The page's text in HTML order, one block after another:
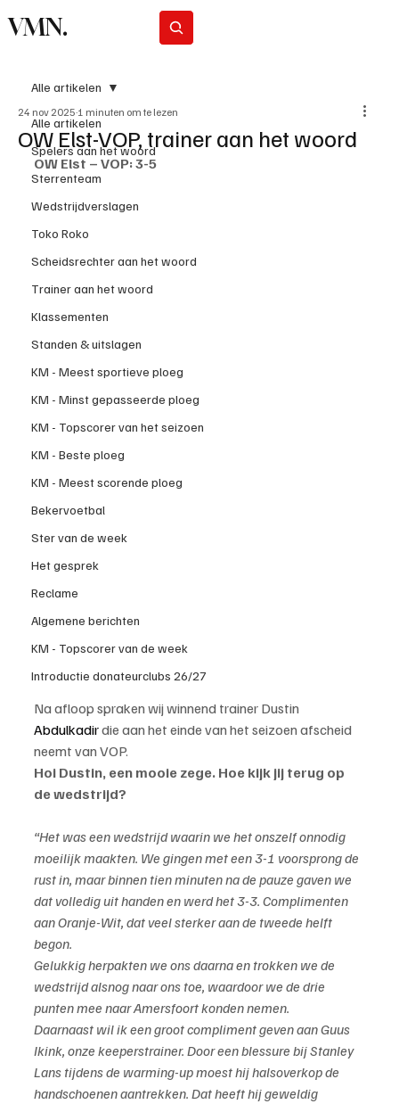
VMN.
Alle artikelen
Spelers aan het woord
Sterrenteam
Wedstrijdverslagen
Toko Roko
Scheidsrechter aan het woord
Trainer aan het woord
Klassementen
Standen & uitslagen
KM - Meest sportieve ploeg
KM - Minst gepasseerde ploeg
KM - Topscorer van het seizoen
KM - Beste ploeg
KM - Meest scorende ploeg
Bekervoetbal
Ster van de week
Het gesprek
Reclame
Algemene berichten
KM - Topscorer van de week
Introductie donateurclubs 26/27
Alle artikelen
OW Elst-VOP, trainer aan het woord
24 nov 2025 1 minuten om te lezen
OW Elst – VOP: 3-5
Na afloop spraken wij winnend trainer Dustin
Abdulkadir die aan het einde van het seizoen afscheid
neemt van VOP.
Hoi Dustin, een mooie zege. Hoe kijk jij terug op
de wedstrijd?
“Het was een wedstrijd waarin we het onszelf onnodig
moeilijk maakten. We gingen met een 3-1 voorsprong de
rust in, maar binnen tien minuten na de pauze gaven we
dat volledig uit handen en werd het 3-3. Complimenten
aan Oranje-Wit, dat veel sterker aan de tweede helft
begon.
Gelukkig herpakten we ons daarna en trokken we de
wedstrijd alsnog naar ons toe, waardoor we de drie
punten mee naar Amersfoort konden nemen.
Daarnaast wil ik een groot compliment geven aan Guus
Ikink, onze keeperstrainer. Door een blessure bij Stanley
Lans tijdens de warming-up moest hij halsoverkop de
handschoenen aantrekken. Dat heeft hij geweldig